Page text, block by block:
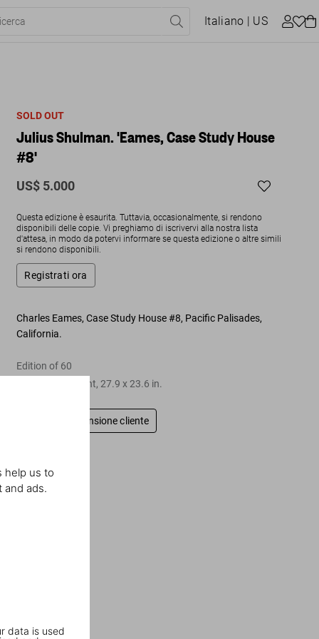
help us to
and ads.
data is used
Italiano | US
SOLD OUT
Julius Shulman. 'Eames, Case Study House
#8'
US$ 5.000
Questa edizione è esaurita. Tuttavia, occasionalmente, si rendono
disponibili delle copie. Vi preghiamo di iscrivervi alla nostra lista
d'attesa, in modo da potervi informare se questa edizione o altre simili
si rendono disponibili.
Registrati ora
Charles Eames, Case Study House #8, Pacific Palisades,
California.
Edition of 60
Silver Gelatin print, 27.9 x 23.6 in.
Scrivi una recensione cliente